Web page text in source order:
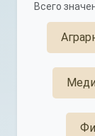
Всего